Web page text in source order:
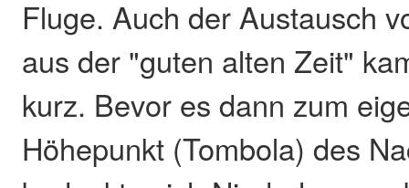
Fluge. Auch der Austausch
aus der "guten alten Zeit"
kurz. Bevor es dann zum
Höhepunkt (Tombola) des